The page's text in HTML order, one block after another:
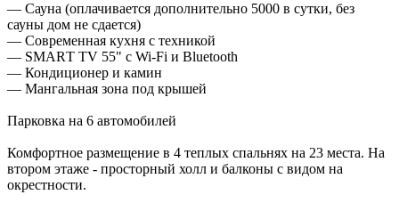
— Сауна (оплачивается дополнительно 5000 в сутки, без
сауны дом не сдается)
— Современная кухня с техникой
— SМАRТ ТV 55" с Wi-Fi и Вluеtооth
— Кондиционер и камин
— Мангальная зона под крышей
Парковка на 6 автомобилей
Комфортное размещение в 4 теплых спальнях на 23 места. На
втором этаже - просторный холл и балконы с видом на
окрестности.